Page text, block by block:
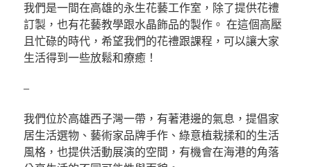
我們是一間在高雄的永生花藝工作室，除了提供花禮
訂製，也有花藝教學跟水晶飾品的製作。 在這個高壓
且忙碌的時代，希望我們的花禮跟課程，可以讓大家
生活得到一些放鬆和療癒！
–
我們位於高雄西子灣一帶，有著港邊的氣息，提倡家
居生活選物、藝術家品牌手作、綠意植栽揉和的生活
風格，也提供活動展演的空間，有機會在海港的角落